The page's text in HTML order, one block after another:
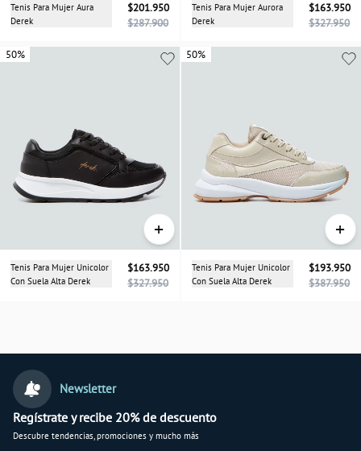
Tenis Para Mujer Aura
Derek
$201.950
$287.900
Tenis Para Mujer Aurora
Derek
$163.950
$327.950
50% 50%
+
Tenis Para Mujer Unicolor
Con Suela Alta Derek
$163.950
$327.950
50%
+
Tenis Para Mujer Unicolor
Con Suela Alta Derek
$193.950
$387.950
Newsletter
Regístrate y recibe 20% de descuento
Descubre tendencias, promociones y mucho más